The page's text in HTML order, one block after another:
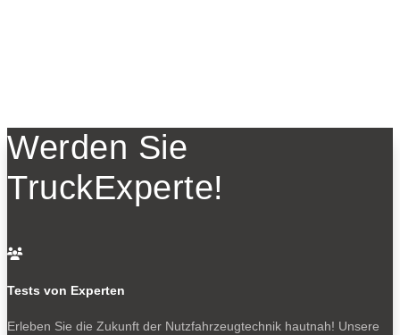
Werden Sie
TruckExperte!

Tests von Experten
Erleben Sie die Zukunft der Nutzfahrzeugtechnik hautnah! Unsere